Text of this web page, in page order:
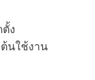
ง
นใช้งาน